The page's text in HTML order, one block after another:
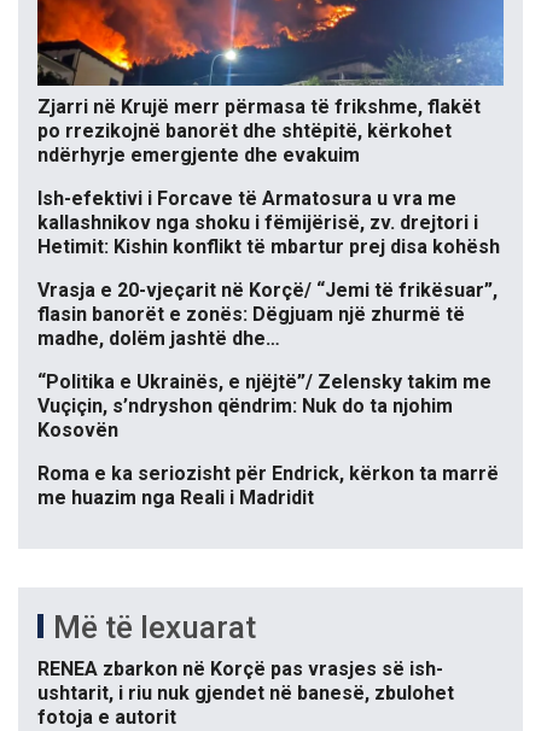
Zjarri në Krujë merr përmasa të frikshme, flakët
po rrezikojnë banorët dhe shtëpitë, kërkohet
ndërhyrje emergjente dhe evakuim
Ish-efektivi i Forcave të Armatosura u vra me
kallashnikov nga shoku i fëmijërisë, zv. drejtori i
Hetimit: Kishin konflikt të mbartur prej disa kohësh
Vrasja e 20-vjeçarit në Korçë/ “Jemi të frikësuar”,
flasin banorët e zonës: Dëgjuam një zhurmë të
madhe, dolëm jashtë dhe…
“Politika e Ukrainës, e njëjtë”/ Zelensky takim me
Vuçiçin, s’ndryshon qëndrim: Nuk do ta njohim
Kosovën
Roma e ka seriozisht për Endrick, kërkon ta marrë
me huazim nga Reali i Madridit
Më të lexuarat
RENEA zbarkon në Korçë pas vrasjes së ish-
ushtarit, i riu nuk gjendet në banesë, zbulohet
fotoja e autorit